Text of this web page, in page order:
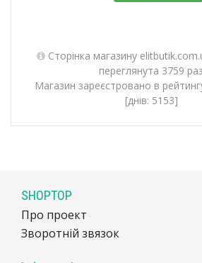
Сторінка магазину
переглянута 3759 раз
Магазин зареєстровано в
[днів: 5153]
SHOPTOP
Про проект
Зворотній звязок